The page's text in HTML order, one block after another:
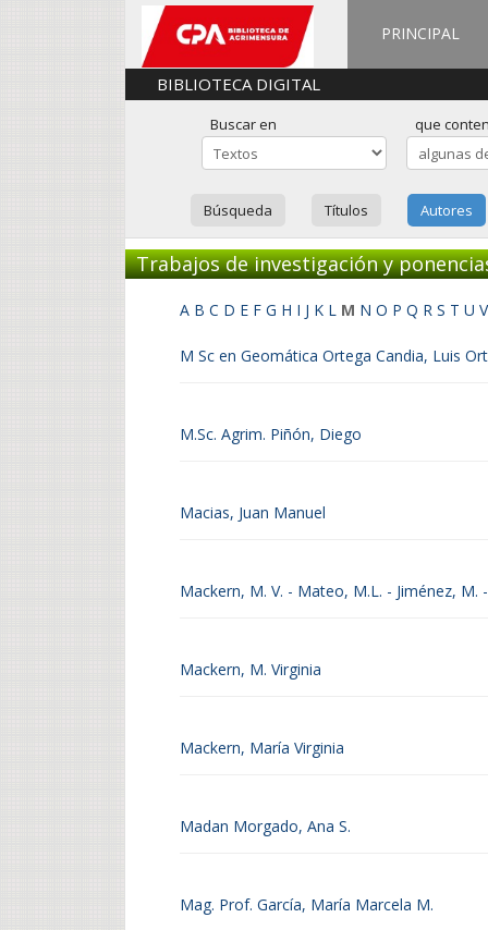
PRINCIPAL
BIBLIOTECA DIGITAL
Buscar en que
Búsqueda Títulos Autores
Trabajos de investigación y
A B C D E F G H I J K L M N O P Q R S T U V
M Sc en Geomática Ortega Candia, Luis
M.Sc. Agrim. Piñón, Diego
Macias, Juan Manuel
Mackern, M. V. - Mateo, M.L. - Jiménez, M.
Mackern, M. Virginia
Mackern, María Virginia
Madan Morgado, Ana S.
Mag. Prof. García, María Marcela M.